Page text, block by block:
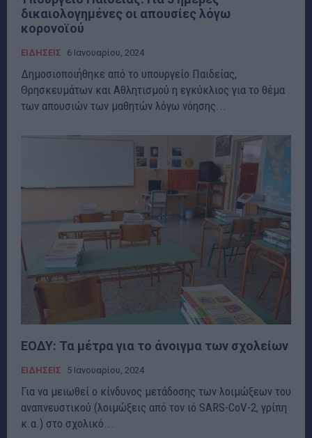
δικαιολογημένες οι απουσίες λόγω
κορονοϊού
ΕΙΔΗΣΕΙΣ 6 Ιανουαρίου, 2024
Δημοσιοποιήθηκε από το υπουργείο Παιδείας,
Θρησκευμάτων και Αθλητισμού η εγκύκλιος για το θέμα
των απουσιών των μαθητών λόγω νόησης...
ΕΟΔΥ: Τα μέτρα για το άνοιγμα των σχολείων
ΕΙΔΗΣΕΙΣ 5 Ιανουαρίου, 2024
Για να μειωθεί ο κίνδυνος μετάδοσης των λοιμώξεων του
αναπνευστικού (λοιμώξεις από τον ιό SARS-CoV-2, γρίπη
κ.α.) στο σχολικό...